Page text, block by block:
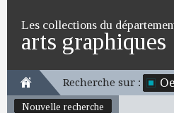
Les collections du
arts graphiques
Recherche sur :
Nouvelle recherche